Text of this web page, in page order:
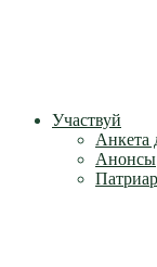
Участвуй
Анкета
Анонсы